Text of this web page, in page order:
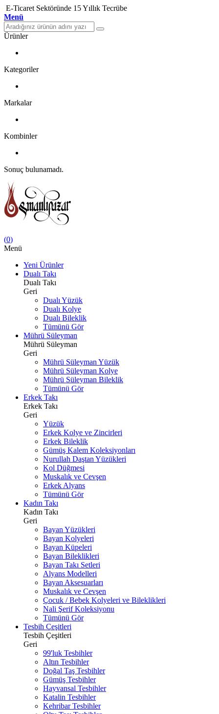
E-Ticaret Sektöründe 15 Yıllık Tecrübe
Menü
Ürünler
Kategoriler
Markalar
Kombinler
Sonuç bulunamadı.
(0)
Menü
Yeni Ürünler
Dualı Takı
Dualı Takı
Geri
Dualı Yüzük
Dualı Kolye
Dualı Bileklik
Tümünü Gör
Mührü Süleyman
Mührü Süleyman
Geri
Mührü Süleyman Yüzük
Mührü Süleyman Kolye
Mührü Süleyman Bileklik
Tümünü Gör
Erkek Takı
Erkek Takı
Geri
Yüzük
Erkek Kolye ve Zincirleri
Erkek Bileklik
Gümüş Kalem Koleksiyonları
Nurullah Daştan Yüzükleri
Kol Düğmesi
Muskalık ve Cevşen
Erkek Alyans
Tümünü Gör
Kadın Takı
Kadın Takı
Geri
Bayan Yüzükleri
Bayan Kolyeleri
Bayan Küpeleri
Bayan Bileklikleri
Bayan Takı Setleri
Alyans Modelleri
Bayan Aksesuarları
Muskalık ve Cevşen
Çocuk / Bebek Kolyeleri ve Bileklikleri
Nali Şerif Koleksiyonu
Tümünü Gör
Tesbih Çeşitleri
Tesbih Çeşitleri
Geri
99'luk Tesbihler
Altın Tesbihler
Doğal Taş Tesbihler
Gümüş Tesbihler
Hayvansal Tesbihler
Katalin Tesbihler
Kehribar Tesbihler